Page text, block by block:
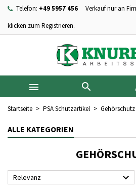
Telefon: +49 5957 456
Verkauf nur an
klicken zum Registrieren.
 
Startseite PSA Schutzartikel Gehörschutz
ALLE KATEGORIEN
Relevanz 
Ihre Wunschlisten
Neue Liste anlegen
((modalTitle))
((confirmMessage))
((cancelText))
Wunschliste erstellen
Name der Wunschliste
Abbrechen
Anmelden
Sie müssen angemeldet sein, um
hinzufügen zu können.